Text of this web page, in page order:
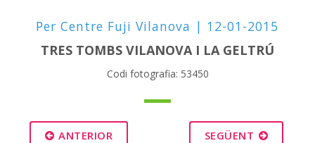
Per Centre Fuji Vilanova | 12-01-2015
TRES TOMBS VILANOVA I LA GELTRÚ
Codi fotografia: 53450
ANTERIOR SEGÜENT